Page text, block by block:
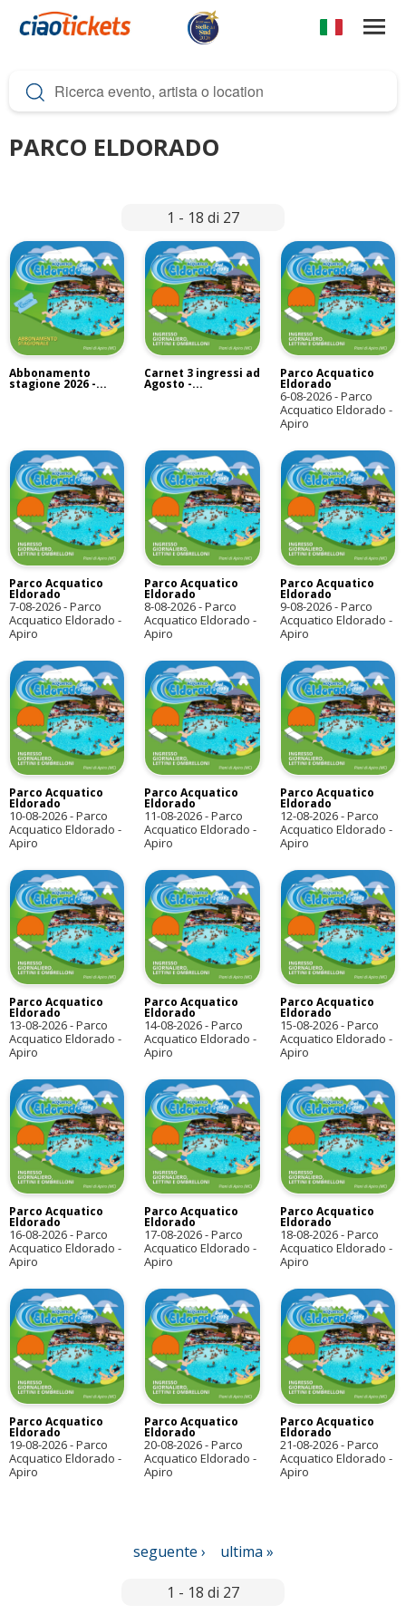
o
c
k
e
t
s
PARCO ELDORADO
1 - 18 di 27
Abbonamento
stagione 2026 -...
Carnet 3 ingressi ad
Agosto -...
Parco Acquatico
Eldorado
6-08-2026-Parco
Acquatico Eldorado -
Apiro
Parco Acquatico
Eldorado
7-08-2026-Parco
Acquatico Eldorado -
Apiro
Parco Acquatico
Eldorado
8-08-2026-Parco
Acquatico Eldorado -
Apiro
Parco Acquatico
Eldorado
9-08-2026-Parco
Acquatico Eldorado -
Apiro
Parco Acquatico
Eldorado
10-08-2026-Parco
Acquatico Eldorado -
Apiro
Parco Acquatico
Eldorado
11-08-2026-Parco
Acquatico Eldorado -
Apiro
Parco Acquatico
Eldorado
12-08-2026-Parco
Acquatico Eldorado -
Apiro
Parco Acquatico
Eldorado
13-08-2026-Parco
Acquatico Eldorado -
Apiro
Parco Acquatico
Eldorado
14-08-2026-Parco
Acquatico Eldorado -
Apiro
Parco Acquatico
Eldorado
15-08-2026-Parco
Acquatico Eldorado -
Apiro
Parco Acquatico
Eldorado
16-08-2026-Parco
Acquatico Eldorado -
Apiro
Parco Acquatico
Eldorado
17-08-2026-Parco
Acquatico Eldorado -
Apiro
Parco Acquatico
Eldorado
18-08-2026-Parco
Acquatico Eldorado -
Apiro
Parco Acquatico
Eldorado
19-08-2026-Parco
Acquatico Eldorado -
Apiro
Parco Acquatico
Eldorado
20-08-2026-Parco
Acquatico Eldorado -
Apiro
Parco Acquatico
Eldorado
21-08-2026-Parco
Acquatico Eldorado -
Apiro
seguente › ultima »
1 - 18 di 27